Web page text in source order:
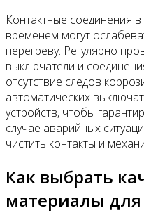
Контактные соединения в
временем могут
перегреву. Регулярно
выключатели и
отсутствие следов
автоматических
устройств, чтобы
случае аварийных
чистить контакты и
Как выбрать
материалы для